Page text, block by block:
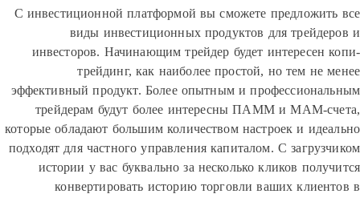
С инвестиционной платформой вы сможете
виды инвестиционных продуктов для
инвесторов. Начинающим трейдер будет
трейдинг, как наиболее простой, но тем
эффективный продукт. Более опытным и
трейдерам будут более интересны ПАММ и
которые обладают большим количеством настроек и
подходят для частного управления капиталом. С
истории у вас буквально за несколько кликов
конвертировать историю торговли ваших